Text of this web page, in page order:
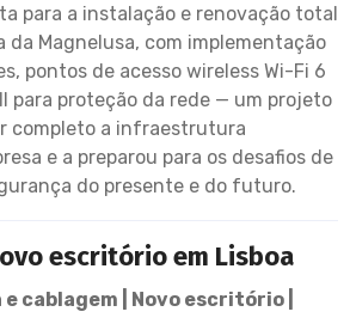
para a instalação e renovação total
Magnelusa, com implementação
pontos de acesso wireless Wi-Fi 6
para proteção da rede — um projeto
completo a infraestrutura
e a preparou para os desafios de
do presente e do futuro.
escritório em Lisboa
cablagem | Novo escritório |